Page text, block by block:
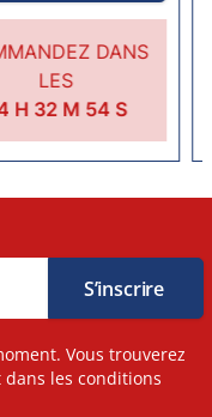
DANS
LES
H 32 M 53S
Vous trouverez
les conditions